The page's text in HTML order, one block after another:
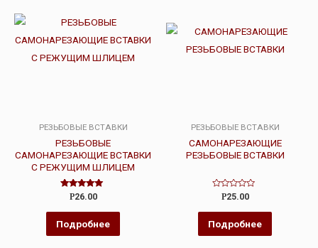
РЕЗЬБОВЫЕ ВСТАВКИ
РЕЗЬБОВЫЕ
САМОНАРЕЗАЮЩИЕ ВСТАВКИ
С РЕЖУЩИМ ШЛИЦЕМ
Оценка
5.00
из 5
Р26.00
Подробнее
РЕЗЬБОВЫЕ ВСТАВКИ
САМОНАРЕЗАЮЩИЕ
РЕЗЬБОВЫЕ ВСТАВКИ
Оценка
из
Р25.00
Подробнее